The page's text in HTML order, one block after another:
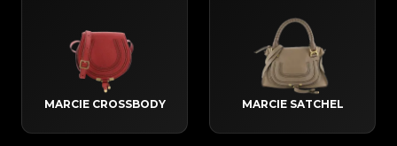
MARCIE SATCHEL
MARCIE CROSSBODY